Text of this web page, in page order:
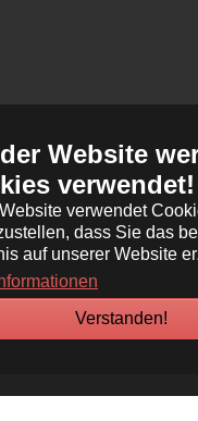
Website
verwendet!
verwendet
dass Sie das
auf unserer Website
Verstanden!